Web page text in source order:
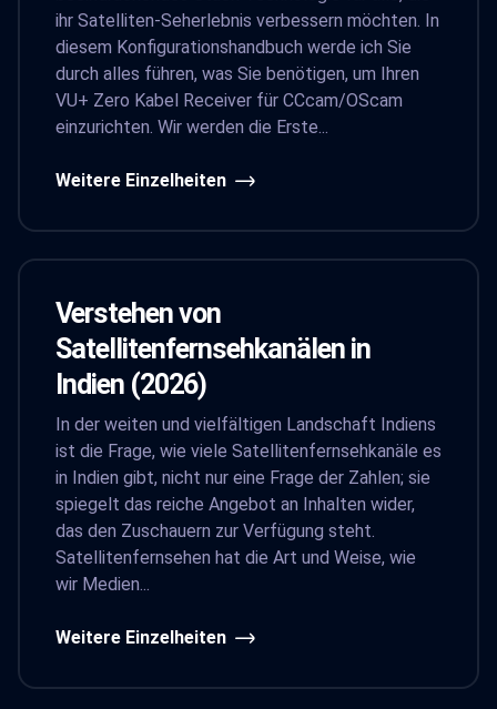
ihr Satelliten-Seherlebnis verbessern möchten. In
diesem Konfigurationshandbuch werde ich Sie
durch alles führen, was Sie benötigen, um Ihren
VU+ Zero Kabel Receiver für CCcam/OScam
einzurichten. Wir werden die Erste...
Weitere Einzelheiten
Verstehen von
Satellitenfernsehkanälen in
Indien (2026)
In der weiten und vielfältigen Landschaft Indiens
ist die Frage, wie viele Satellitenfernsehkanäle es
in Indien gibt, nicht nur eine Frage der Zahlen; sie
spiegelt das reiche Angebot an Inhalten wider,
das den Zuschauern zur Verfügung steht.
Satellitenfernsehen hat die Art und Weise, wie
wir Medien...
Weitere Einzelheiten